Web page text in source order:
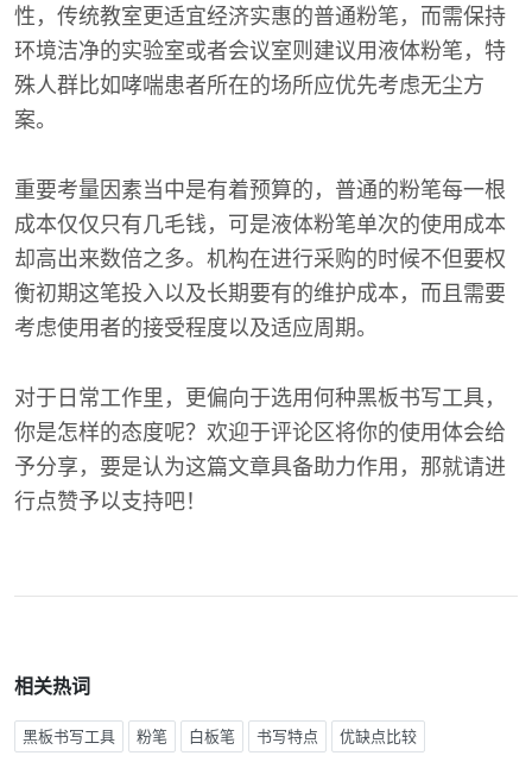
性，传统教室更适宜经济实惠的普通粉笔，而需保持
环境洁净的实验室或者会议室则建议用液体粉笔，特
殊人群比如哮喘患者所在的场所应优先考虑无尘方
案。
重要考量因素当中是有着预算的，普通的粉笔每一根
成本仅仅只有几毛钱，可是液体粉笔单次的使用成本
却高出来数倍之多。机构在进行采购的时候不但要权
衡初期这笔投入以及长期要有的维护成本，而且需要
考虑使用者的接受程度以及适应周期。
对于日常工作里，更偏向于选用何种黑板书写工具，
你是怎样的态度呢？欢迎于评论区将你的使用体会给
予分享，要是认为这篇文章具备助力作用，那就请进
行点赞予以支持吧！
相关热词
黑板书写工具 粉笔 白板笔 书写特点 优缺点比较